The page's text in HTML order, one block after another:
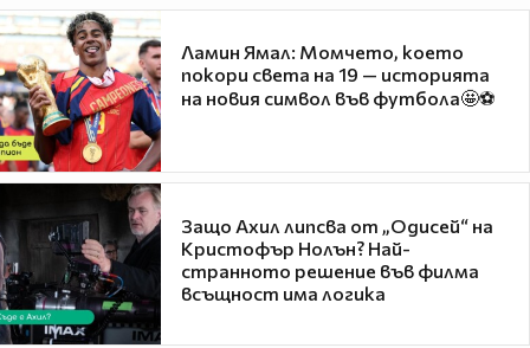
Ламин Ямал: Момчето, което
покори света на 19 — историята
на новия символ във футбола🤩⚽
Защо Ахил липсва от „Одисей“ на
Кристофър Нолън? Най-
странното решение във филма
всъщност има логика